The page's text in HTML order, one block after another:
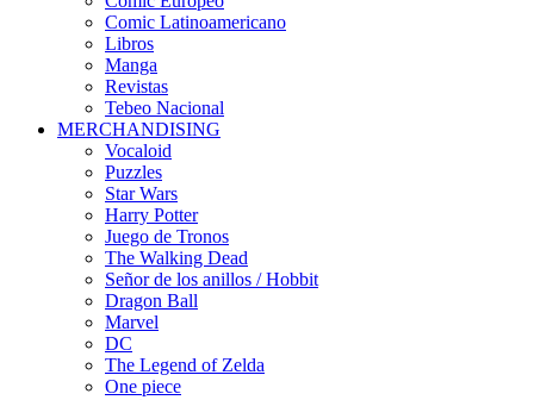
Comic Latinoamericano
Libros
Manga
Revistas
Tebeo Nacional
MERCHANDISING
Vocaloid
Puzzles
Star Wars
Harry Potter
Juego de Tronos
The Walking Dead
Señor de los anillos / Hobbit
Dragon Ball
Marvel
DC
The Legend of Zelda
One piece